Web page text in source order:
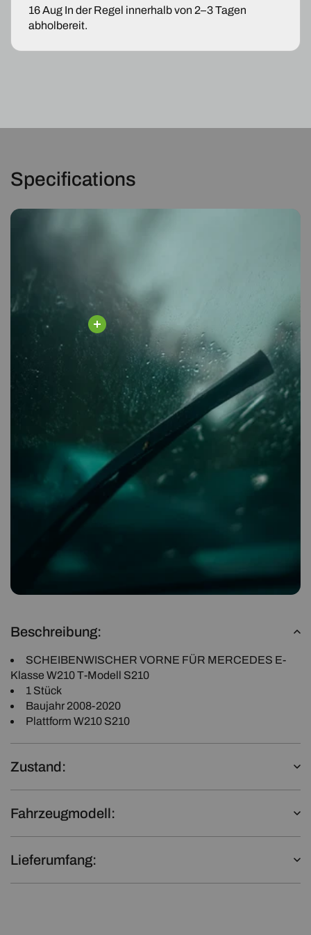
16 Aug In der Regel innerhalb von 2–3 Tagen
abholbereit.
Specifications
Beschreibung:
SCHEIBENWISCHER VORNE FÜR MERCEDES E-
Klasse W210 T-Modell S210
1 Stück
Baujahr 2008-2020
Plattform W210 S210
Zustand:
Fahrzeugmodell:
Lieferumfang: